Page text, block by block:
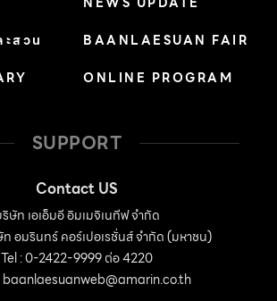
สวน
BAANLAESUAN FAIR
ONLINE PROGRAM
SUPPORT
Contact US
ษัท เอเอ็มอี อิมเมจิเนทีฟ จำกัด
ท อมรินทร์ คอร์เปอเรชั่นส์ จำกัด (มหาชน)
Tel : 0-2422-9999 ต่อ 4220
baanlaesuanweb@amarin.co.th